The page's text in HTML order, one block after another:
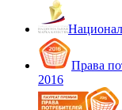
Права
2016